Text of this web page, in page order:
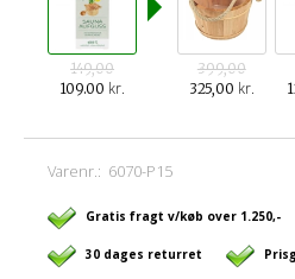
149,00
109.00 kr.
399,00
325,00 kr.
Varenr.: 6070-P15
Gratis fragt v/køb over 1.250,-
30 dages returret